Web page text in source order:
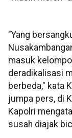
"Yang
masuk
deradikalisasi
berbeda," kata
jumpa pers, di
Kapolri
susah diajak